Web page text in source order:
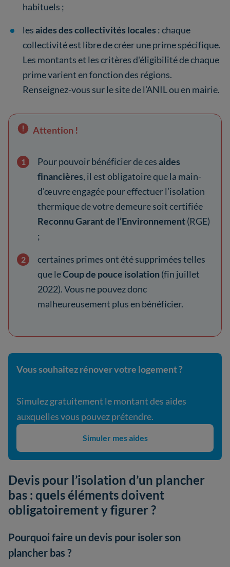
habituels ;
lesaides des collectivités locales : chaque
collectivité est libre de créer une prime spécifique.
Les montants et les critères d'éligibilité de chaque
prime varient en fonction des régions.
Renseignez-vous sur le site de l’ANIL ou en mairie.
Attention !
Pour pouvoir bénéficier de cesaides
financières, il est obligatoire que la main-
d'œuvre engagée pour effectuer l’isolation
thermique de votre demeure soit certifiée
Reconnu Garant de l’Environnement(RGE)
;
certaines primes ont été supprimées telles
que leCoup de pouce isolation(fin juillet
2022).Vous ne pouvez donc
malheureusement plus en bénéficier.
Vous souhaitez rénover votre logement ?
Simulez gratuitement le montant des aides
auxquelles vous pouvez prétendre.
Simuler mes aides
Devis pour l’isolation d’un plancher
bas : quels éléments doivent
obligatoirement y figurer ?
Pourquoi faire un devis pour isoler son
plancher bas ?